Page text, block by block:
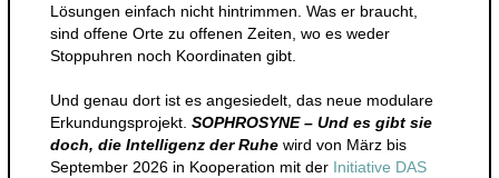
Lösungen einfach nicht hintrimmen. Was er braucht,
sind offene Orte zu offenen Zeiten, wo es weder
Stoppuhren noch Koordinaten gibt.
Und genau dort ist es angesiedelt, das neue modulare
Erkundungsprojekt. SOPHROSYNE – Und es gibt sie
doch, die Intelligenz der Ruhewird von März bis
September 2026 in Kooperation mit der Initiative DAS